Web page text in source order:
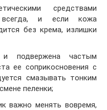
средствами
и если кожа
без крема, излишки
подвержена частым
ее соприкосновения с
смазывать тонким
пеленки;
важно менять вовремя,